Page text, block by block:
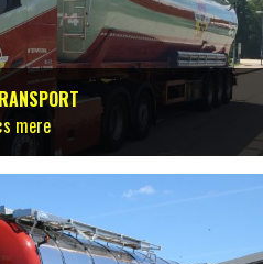
mere